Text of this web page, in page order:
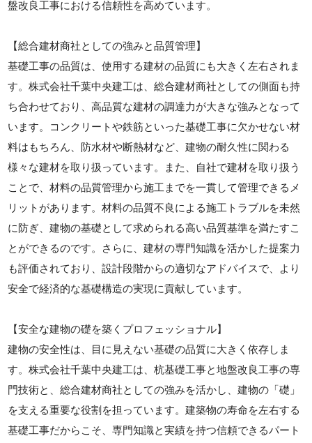
盤改良工事における信頼性を高めています。
【総合建材商社としての強みと品質管理】
基礎工事の品質は、使用する建材の品質にも大きく左右されま
す。株式会社千葉中央建工は、総合建材商社としての側面も持
ち合わせており、高品質な建材の調達力が大きな強みとなって
います。コンクリートや鉄筋といった基礎工事に欠かせない材
料はもちろん、防水材や断熱材など、建物の耐久性に関わる
様々な建材を取り扱っています。また、自社で建材を取り扱う
ことで、材料の品質管理から施工までを一貫して管理できるメ
リットがあります。材料の品質不良による施工トラブルを未然
に防ぎ、建物の基礎として求められる高い品質基準を満たすこ
とができるのです。さらに、建材の専門知識を活かした提案力
も評価されており、設計段階からの適切なアドバイスで、より
安全で経済的な基礎構造の実現に貢献しています。
【安全な建物の礎を築くプロフェッショナル】
建物の安全性は、目に見えない基礎の品質に大きく依存しま
す。株式会社千葉中央建工は、杭基礎工事と地盤改良工事の専
門技術と、総合建材商社としての強みを活かし、建物の「礎」
を支える重要な役割を担っています。建築物の寿命を左右する
基礎工事だからこそ、専門知識と実績を持つ信頼できるパート